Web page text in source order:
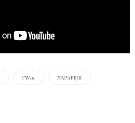
FW19 NAPAPIJRI